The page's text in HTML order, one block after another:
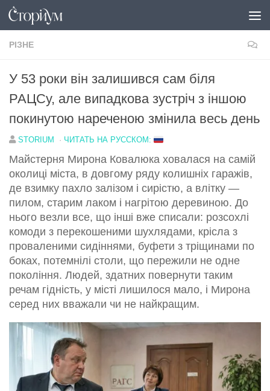
Перейти до вмісту
РІЗНЕ
У 53 роки він залишився сам біля
РАЦСу, але випадкова зустріч з іншою
покинутою нареченою змінила весь день
STORIUM · ЧИТАТЬ НА РУССКОМ:
Майстерня Мирона Ковалюка ховалася на самій
околиці міста, в довгому ряду колишніх гаражів,
де взимку пахло залізом і сирістю, а влітку —
пилом, старим лаком і нагрітою деревиною. До
нього везли все, що інші вже списали: розсохлі
комоди з перекошеними шухлядами, крісла з
проваленими сидіннями, буфети з тріщинами по
боках, потемнілі столи, що пережили не одне
покоління. Людей, здатних повернути таким
речам гідність, у місті лишилося мало, і Мирона
серед них вважали чи не найкращим.